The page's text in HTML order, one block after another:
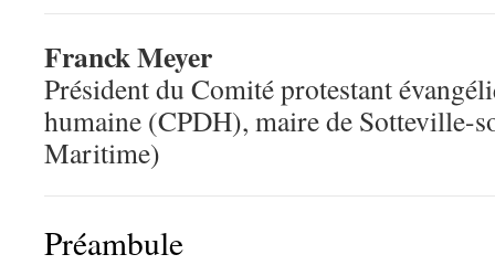
Franck Meyer
Président du Comité protestant
humaine (CPDH), maire de Sotteville-
Maritime)
Préambule